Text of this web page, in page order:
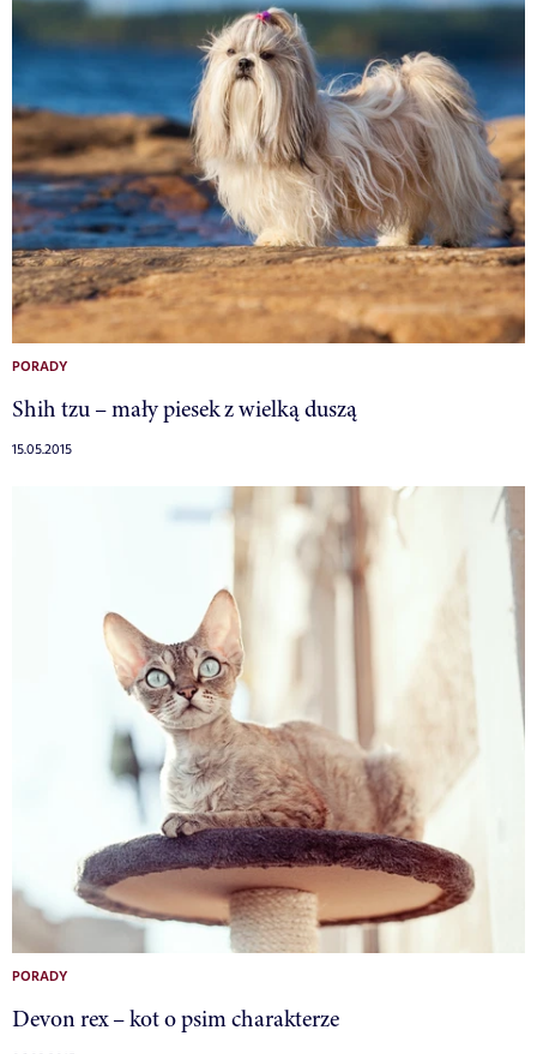
PORADY
Shih tzu – mały piesek z wielką duszą
15.05.2015
PORADY
Devon rex – kot o psim charakterze